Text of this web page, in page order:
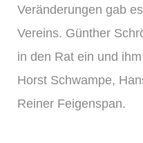
Veränderungen gab
Vereins. Günther
in den Rat ein und
Horst Schwampe,
Reiner Feigenspan.